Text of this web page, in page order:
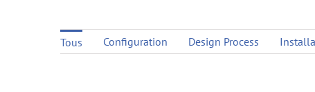
Tous Configuration Design Process